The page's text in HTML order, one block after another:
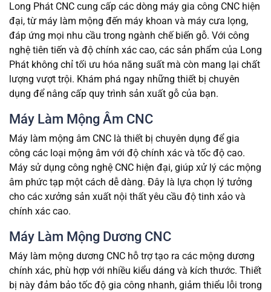
Long Phát CNC cung cấp các dòng máy gia công CNC hiện
đại, từ máy làm mộng đến máy khoan và máy cưa lọng,
đáp ứng mọi nhu cầu trong ngành chế biến gỗ. Với công
nghệ tiên tiến và độ chính xác cao, các sản phẩm của Long
Phát không chỉ tối ưu hóa năng suất mà còn mang lại chất
lượng vượt trội. Khám phá ngay những thiết bị chuyên
dụng để nâng cấp quy trình sản xuất gỗ của bạn.
Máy Làm Mộng Âm CNC
Máy làm mộng âm CNC là thiết bị chuyên dụng để gia
công các loại mộng âm với độ chính xác và tốc độ cao.
Máy sử dụng công nghệ CNC hiện đại, giúp xử lý các mộng
âm phức tạp một cách dễ dàng. Đây là lựa chọn lý tưởng
cho các xưởng sản xuất nội thất yêu cầu độ tinh xảo và
chính xác cao.
Máy Làm Mộng Dương CNC
Máy làm mộng dương CNC hỗ trợ tạo ra các mộng dương
chính xác, phù hợp với nhiều kiểu dáng và kích thước. Thiết
bị này đảm bảo tốc độ gia công nhanh, giảm thiểu lỗi trong